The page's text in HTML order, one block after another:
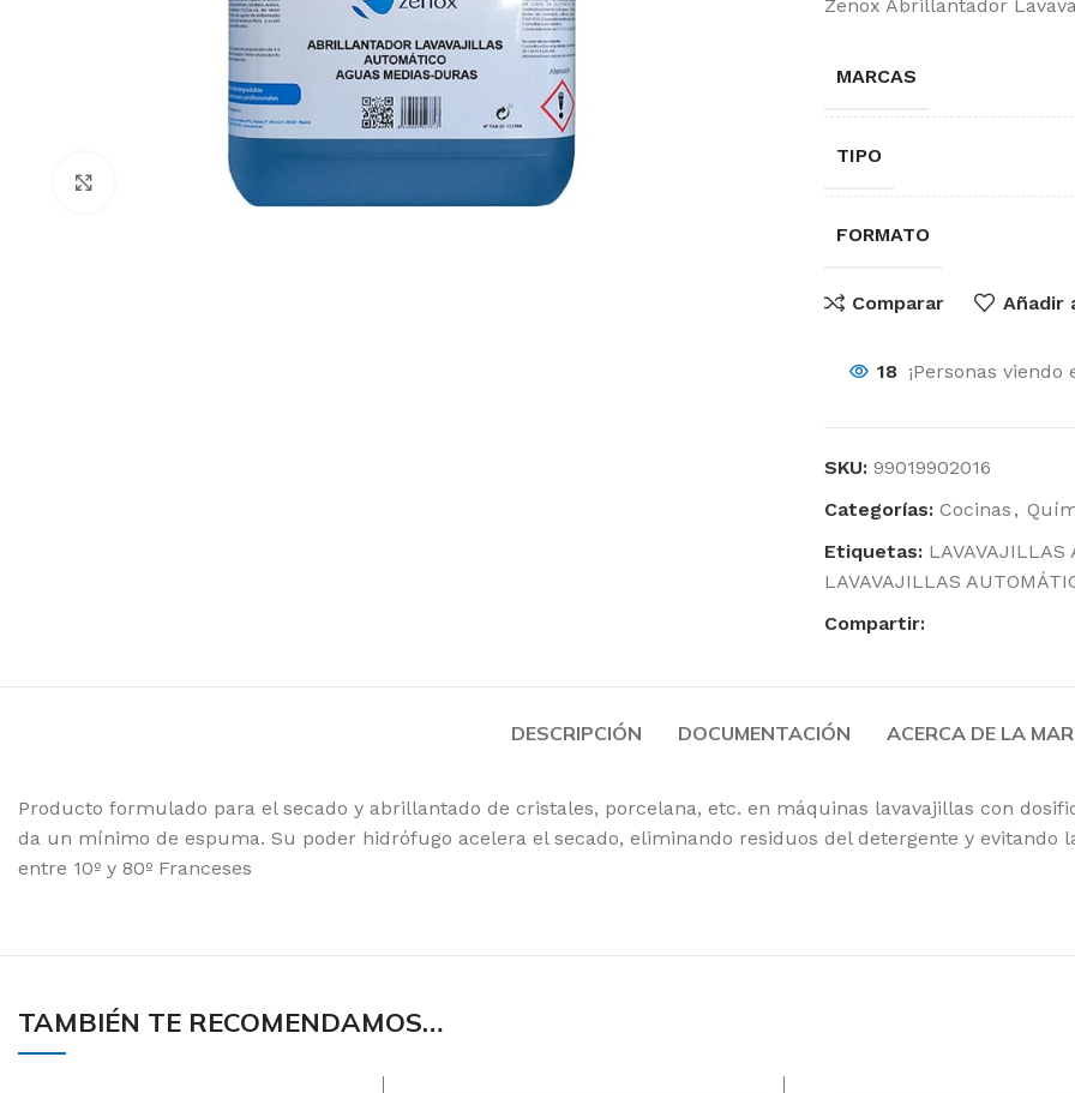
Faciales
Papel Higiénico Industrial
Productos
Toallitas,
higiénico,
Clic para ampliar
Zenox Abrillantador
MARCAS
TIPO
FORMATO
Comparar Añadir
18 ¡Personas
SKU: 99019902016
Categorías: Cocinas ,
Etiquetas: LAVAVAJILLAS
LAVAVAJILLAS
Compartir:
DESCRIPCIÓN DOCUMENTACIÓN ACERCA DE LA
Producto formulado para el secado y abrillantado de cristales, porcelana, etc. en máquinas lavavajillas con
da un mínimo de espuma. Su poder hidrófugo acelera el secado, eliminando residuos del detergente y evitando
entre 10º y 80º Franceses
TAMBIÉN TE RECOMENDAMOS…